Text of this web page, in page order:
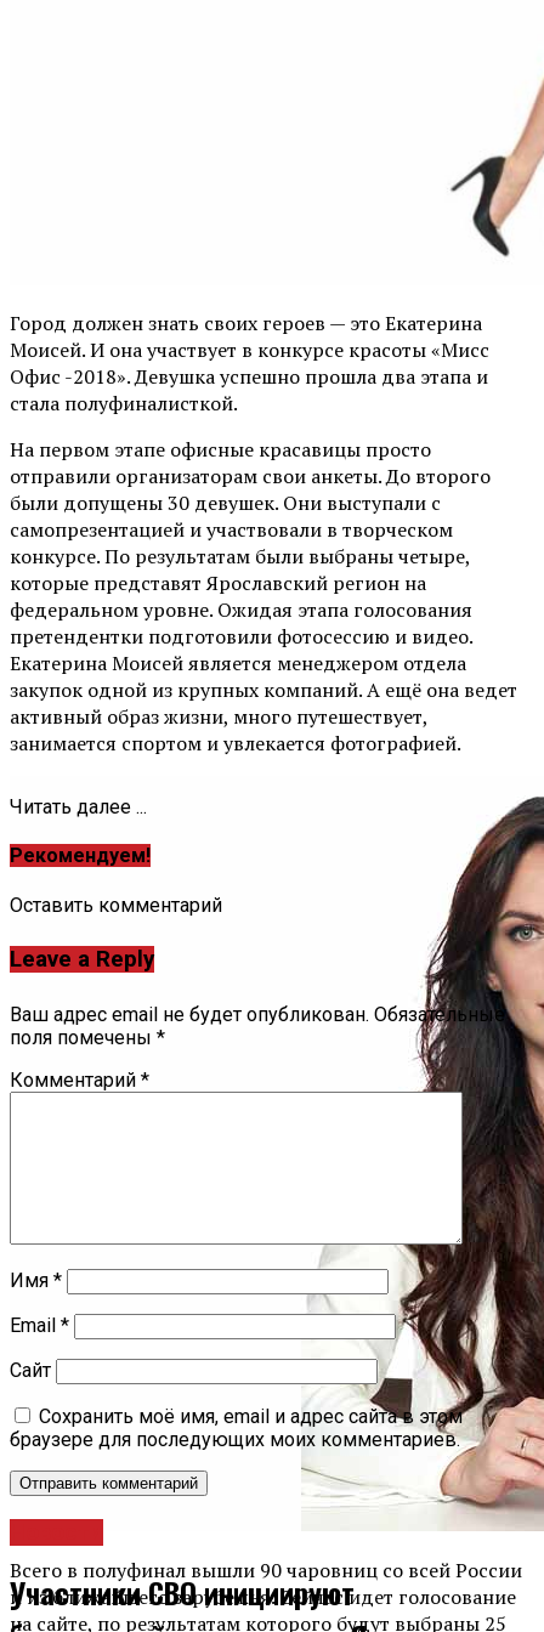
Город должен знать своих героев — это Екатерина
Моисей. И она участвует в конкурсе красоты «Мисс
Офис -2018». Девушка успешно прошла два этапа и
стала полуфиналисткой.
На первом этапе офисные красавицы просто
отправили организаторам свои анкеты. До второго
были допущены 30 девушек. Они выступали с
самопрезентацией и участвовали в творческом
конкурсе. По результатам были выбраны четыре,
которые представят Ярославский регион на
федеральном уровне. Ожидая этапа голосования
претендентки подготовили фотосессию и видео.
Екатерина Моисей является менеджером отдела
закупок одной из крупных компаний. А ещё она ведет
активный образ жизни, много путешествует,
занимается спортом и увлекается фотографией.
Всего в полуфинал вышли 90 чаровниц со всей России
и из ближайшего зарубежья. Сейчас идет голосование
на сайте, по результатам которого будут выбраны 25
Читать далее ...
Рекомендуем!
Оставить комментарий
Leave a Reply
Ваш адрес email не будет опубликован. Обязательные
поля помечены *
Комментарий *
Имя *
Email *
Сайт
Сохранить моё имя, email и адрес сайта в этом
браузере для последующих моих комментариев.
Участники СВО инициируют